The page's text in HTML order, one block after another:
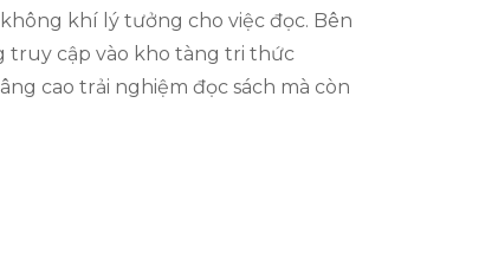
khí lý tưởng cho việc đọc. Bên
truy cập vào kho tàng tri thức
cao trải nghiệm đọc sách mà còn